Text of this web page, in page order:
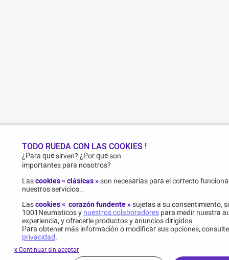
TODO RUEDA CON LAS COOKIES !
¿Para qué sirven? ¿Por qué son
importantes para nosotros?
Lascookies « clásicas »son necesarias para el correcto
nuestros servicios..
Lascookies « corazón fundente »sujetas a su consentimiento,
1001Neumaticos y nuestros colaboradores para medir nuestra
experiencia, y ofrecerle productos y anuncios dirigidos.
Para obtener más información o modificar sus opciones,
privacidad.
x Continuar sin aceptar